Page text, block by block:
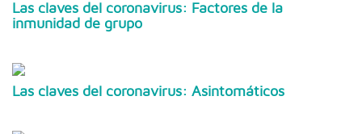
Las claves del coronavirus: Factores de la
inmunidad de grupo
Las claves del coronavirus: Asintomáticos